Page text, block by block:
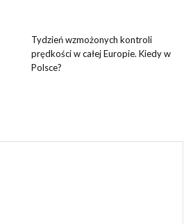
Tydzień wzmożonych kontroli
prędkości w całej Europie. Kiedy w
Polsce?